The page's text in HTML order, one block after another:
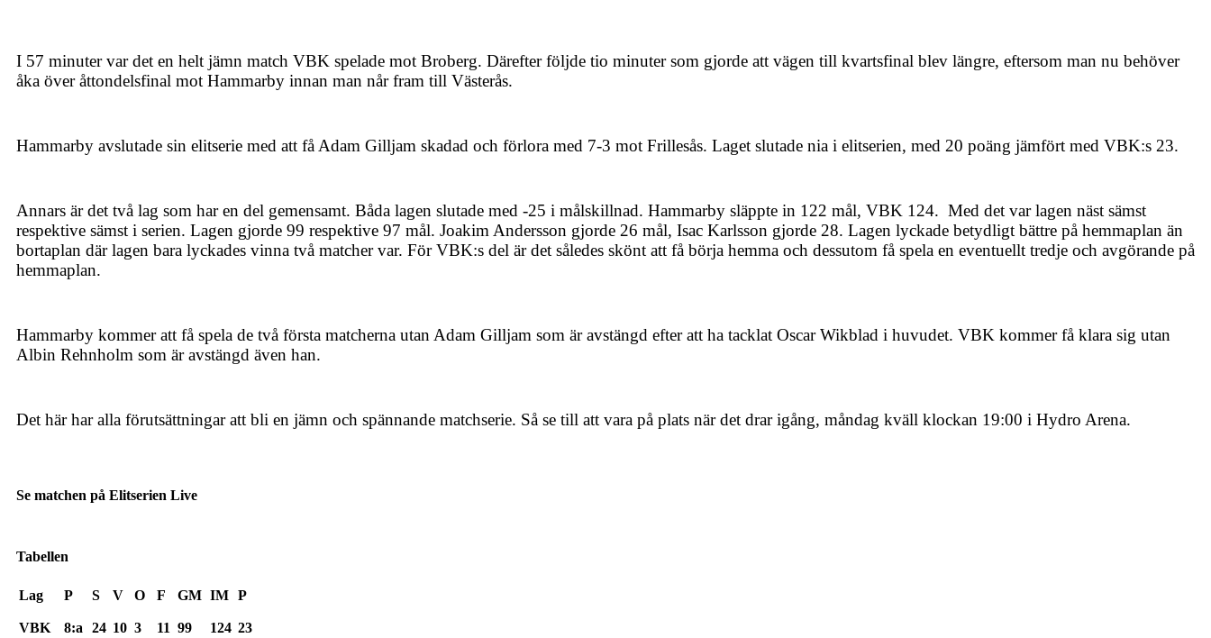
I 57 minuter var det en helt jämn match VBK spelade mot Broberg. Därefter följde tio minuter som gjorde att vägen till kvartsfinal blev längre, eftersom man nu behöver
åka över åttondelsfinal mot Hammarby innan man når fram till Västerås.
Hammarby avslutade sin elitserie med att få Adam Gilljam skadad och förlora med 7-3 mot Frillesås. Laget slutade nia i elitserien, med 20 poäng jämfört med VBK:s 23.
Annars är det två lag som har en del gemensamt. Båda lagen slutade med -25 i målskillnad. Hammarby släppte in 122 mål, VBK 124. Med det var lagen näst sämst
respektive sämst i serien. Lagen gjorde 99 respektive 97 mål. Joakim Andersson gjorde 26 mål, Isac Karlsson gjorde 28. Lagen lyckade betydligt bättre på hemmaplan än
bortaplan där lagen bara lyckades vinna två matcher var. För VBK:s del är det således skönt att få börja hemma och dessutom få spela en eventuellt tredje och avgörande på
hemmaplan.
Hammarby kommer att få spela de två första matcherna utan Adam Gilljam som är avstängd efter att ha tacklat Oscar Wikblad i huvudet. VBK kommer få klara sig utan
Albin Rehnholm som är avstängd även han.
Det här har alla förutsättningar att bli en jämn och spännande matchserie. Så se till att vara på plats när det drar igång, måndag kväll klockan 19:00 i Hydro Arena.
Se matchen på Elitserien Live
Tabellen
Lag P S V O F GM IM P
VBK 8:a 24 10 3 11 99 124 23